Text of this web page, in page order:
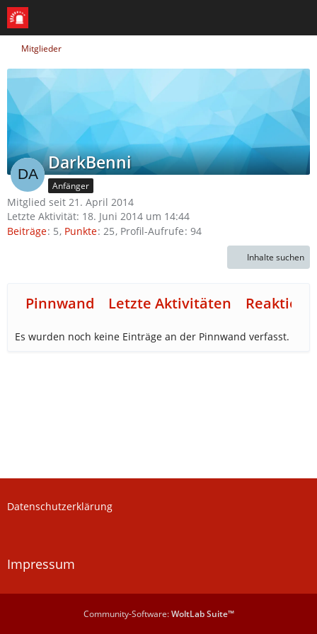
Mitglieder
DarkBenni
Anfänger
Mitglied seit 21. April 2014
Letzte Aktivität: 18. Juni 2014 um 14:44
Beiträge 5 Punkte 25 Profil-Aufrufe 94
Inhalte suchen
Pinnwand Letzte Aktivitäten
Es wurden noch keine Einträge an der Pinnwand verfasst.
Datenschutzerklärung
Impressum
Community-Software:WoltLab Suite™